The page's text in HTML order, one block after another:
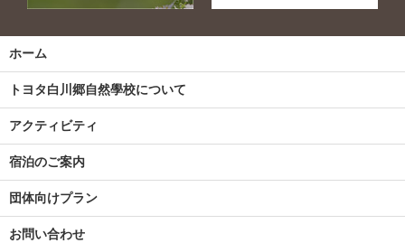
ホーム
トヨタ白川郷自然學校について
アクティビティ
宿泊のご案内
団体向けプラン
お問い合わせ